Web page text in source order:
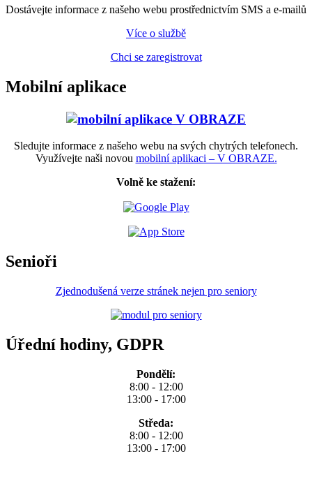
Dostávejte informace z našeho webu prostřednictvím SMS a e-mailů
Více o službě
Chci se zaregistrovat
Mobilní aplikace
Sledujte informace z našeho webu na svých chytrých telefonech.
Využívejte naši novou mobilní aplikaci – V OBRAZE.
Volně ke stažení:
Senioři
Zjednodušená verze stránek nejen pro seniory
Úřední hodiny, GDPR
Pondělí:
8:00 - 12:00
13:00 - 17:00
Středa:
8:00 - 12:00
13:00 - 17:00